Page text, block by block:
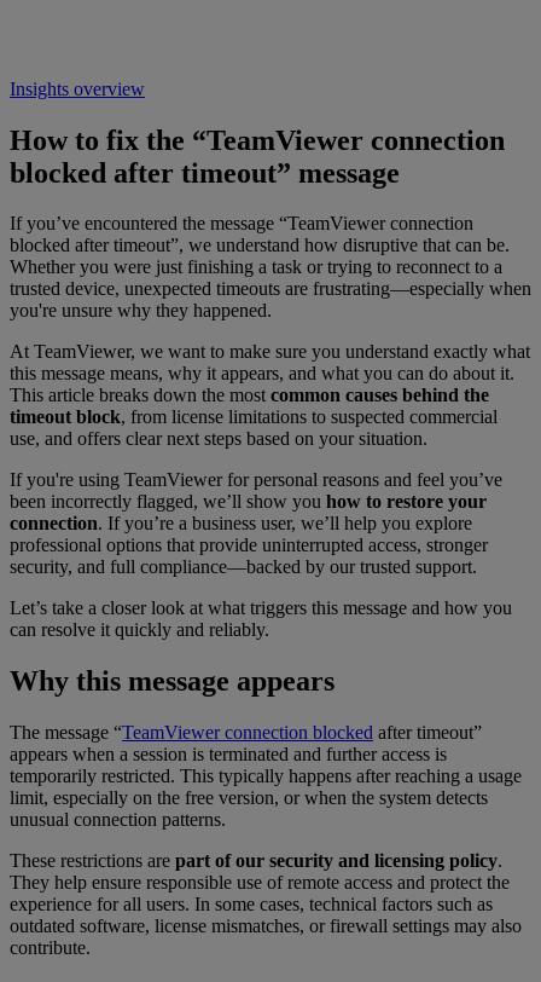
Insights overview
How to fix the “TeamViewer connection
blocked after timeout” message
If you’ve encountered the message “TeamViewer connection
blocked after timeout”, we understand how disruptive that can be.
Whether you were just finishing a task or trying to reconnect to a
trusted device, unexpected timeouts are frustrating—especially when
you're unsure why they happened.
At TeamViewer, we want to make sure you understand exactly what
this message means, why it appears, and what you can do about it.
This article breaks down the mostcommon causes behind the
timeout block, from license limitations to suspected commercial
use, and offers clear next steps based on your situation.
If you're using TeamViewer for personal reasons and feel you’ve
been incorrectly flagged, we’ll show you how to restore your
connection. If you’re a business user, we’ll help you explore
professional options that provide uninterrupted access, stronger
security, and full compliance—backed by our trusted support.
Let’s take a closer look at what triggers this message and how you
can resolve it quickly and reliably.
Why this message appears
The message “TeamViewer connection blocked after timeout”
appears when a session is terminated and further access is
temporarily restricted. This typically happens after reaching a usage
limit, especially on the free version, or when the system detects
unusual connection patterns.
These restrictions are part of our security and licensing policy.
They help ensure responsible use of remote access and protect the
experience for all users. In some cases, technical factors such as
outdated software, license mismatches, or firewall settings may also
contribute.